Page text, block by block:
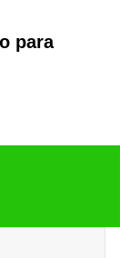
para